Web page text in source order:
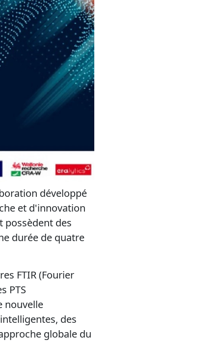
développé
et d'innovation
possèdent des
durée de quatre
FTIR (Fourier
PTS
nouvelle
des
globale du